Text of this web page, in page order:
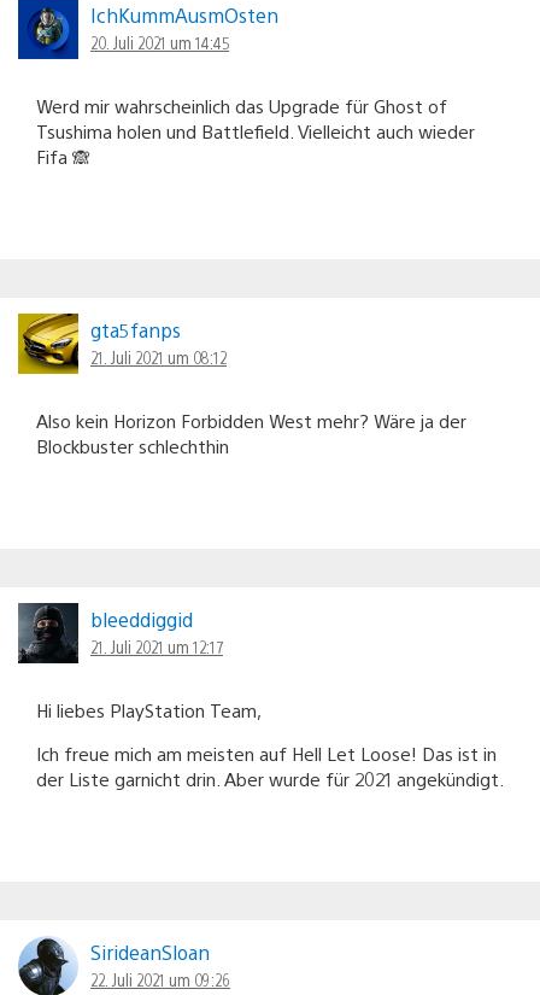
IchKummAusmOsten
20. Juli 2021 um 14:45
Werd mir wahrscheinlich das Upgrade für Ghost of
Tsushima holen und Battlefield. Vielleicht auch wieder
Fifa 🙈
gta5fanps
21. Juli 2021 um 08:12
Also kein Horizon Forbidden West mehr? Wäre ja der
Blockbuster schlechthin
bleeddiggid
21. Juli 2021 um 12:17
Hi liebes PlayStation Team,
Ich freue mich am meisten auf Hell Let Loose! Das ist in
der Liste garnicht drin. Aber wurde für 2021 angekündigt.
SirideanSloan
22. Juli 2021 um 09:26